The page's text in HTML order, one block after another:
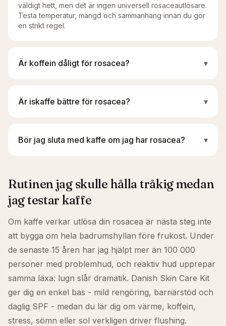
väldigt hett, men det är ingen universell rosaceautlösare.
Testa temperatur, mängd och sammanhang innan du gör
en strikt regel.
Är koffein dåligt för rosacea? ▾
Är iskaffe bättre för rosacea? ▾
Bör jag sluta med kaffe om jag har rosacea? ▾
Rutinen jag skulle hålla tråkig medan
jag testar kaffe
Om kaffe verkar utlösa din rosacea är nästa steg inte
att bygga om hela badrumshyllan före frukost. Under
de senaste 15 åren har jag hjälpt mer än 100 000
personer med problemhud, och reaktiv hud upprepar
samma läxa: lugn slår dramatik. Danish Skin Care Kit
ger dig en enkel bas - mild rengöring, barriärstöd och
daglig SPF - medan du lär dig om värme, koffein,
stress, sömn eller sol verkligen driver flushing.